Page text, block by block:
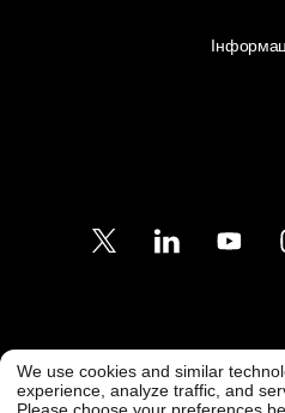
Підтримка клієнтів
support@freedx.com
We use cookies and similar
experience, analyze traffic, and